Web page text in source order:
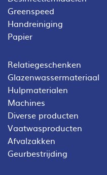
Greenspeed
Handreiniging
Papier
Relatiegeschenken
Glazenwassermateriaal
Hulpmaterialen
Machines
Diverse producten
Vaatwasproducten
Afvalzakken
Geurbestrijding